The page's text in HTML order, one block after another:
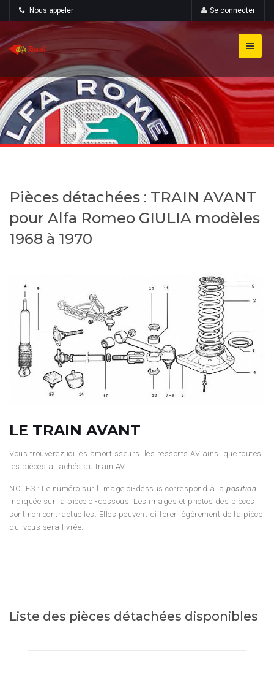
Nous appeler Se connecter
Pièces détachées : TRAIN AVANT
pour Alfa Romeo GIULIA modèles
1968 à 1970
LE TRAIN AVANT
Vous trouverez ici les amortisseurs, les ressorts AV ainsi que toutes
les pièces attachés au train AV.
NOTES : Le numéro sur l'image ci-dessus correspond à la position
indiquée sur la pièce ci-dessous. Les images et photos des pièces
sont non contractuelles. Elles peuvent différer légèrement de la pièce
qui vous sera livrée.
Liste des pièces détachées disponibles